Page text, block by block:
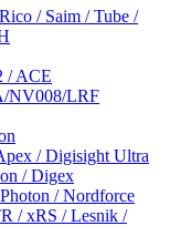
/ Saim / Tube /
/ ACE
NV008/LRF
/ Digisight Ultra
/ Digex
/ Nordforce
/ xRS / Lesnik /